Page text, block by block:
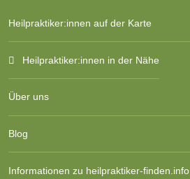
Heilpraktiker:innen auf der Karte
Heilpraktiker:innen in der Nähe
Über uns
Blog
Informationen zu heilpraktiker-finden.info